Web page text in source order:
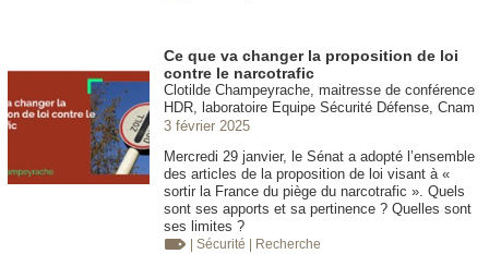
Ce que va changer la proposition de loi
contre le narcotrafic
Clotilde Champeyrache, maitresse de conférence
HDR, laboratoire Equipe Sécurité Défense, Cnam
3 février 2025
Mercredi 29 janvier, le Sénat a adopté l’ensemble
des articles de la proposition de loi visant à «
sortir la France du piège du narcotrafic ». Quels
sont ses apports et sa pertinence ? Quelles sont
ses limites ?
| Sécurité | Recherche